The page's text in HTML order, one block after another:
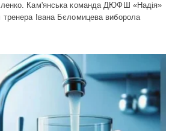
Кам'янська команда ДЮФШ «Надія»
тренера Івана Бєломицева виборола